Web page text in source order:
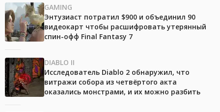
GAMING
Энтузиаст потратил $900 и объединил 90
видеокарт чтобы расшифровать утерянный
спин-офф Final Fantasy 7
DIABLO II
Исследователь Diablo 2 обнаружил, что
витражи собора из четвёртого акта
оказались монстрами, и их можно разбить